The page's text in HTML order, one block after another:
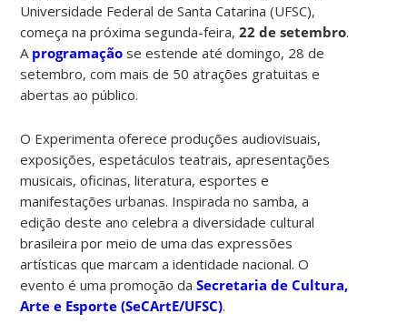
Universidade Federal de Santa Catarina (UFSC),
começa na próxima segunda-feira,22 de setembro.
A programação se estende até domingo, 28 de
setembro, com mais de 50 atrações gratuitas e
abertas ao público.
O Experimenta oferece produções audiovisuais,
exposições, espetáculos teatrais, apresentações
musicais, oficinas, literatura, esportes e
manifestações urbanas. Inspirada no samba, a
edição deste ano celebra a diversidade cultural
brasileira por meio de uma das expressões
artísticas que marcam a identidade nacional. O
evento é uma promoção daSecretaria de Cultura,
Arte e Esporte (SeCArtE/UFSC).